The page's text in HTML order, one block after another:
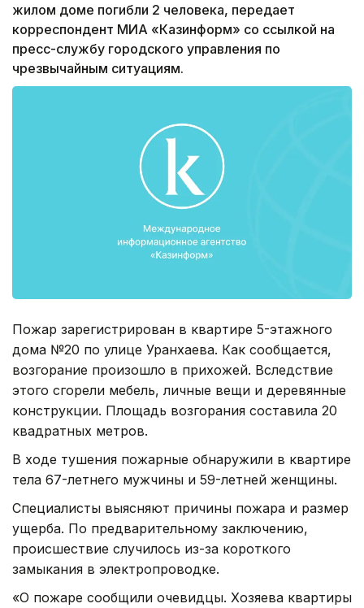
жилом доме погибли 2 человека, передает
корреспондент МИА «Казинформ» со ссылкой на
пресс-службу городского управления по
чрезвычайным ситуациям.
Пожар зарегистрирован в квартире 5-этажного
дома №20 по улице Уранхаева. Как сообщается,
возгорание произошло в прихожей. Вследствие
этого сгорели мебель, личные вещи и деревянные
конструкции. Площадь возгорания составила 20
квадратных метров.
В ходе тушения пожарные обнаружили в квартире
тела 67-летнего мужчины и 59-летней женщины.
Специалисты выясняют причины пожара и размер
ущерба. По предварительному заключению,
происшествие случилось из-за короткого
замыкания в электропроводке.
«О пожаре сообщили очевидцы. Хозяева квартиры